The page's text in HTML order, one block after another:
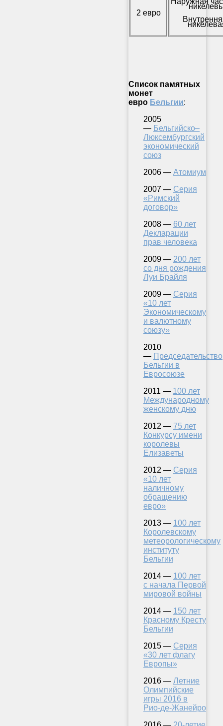
2 евро
Список памятных
монет
евро Бельгии:
2005
— Бельгийско–
Люксембургский
экономический
союз
2006 — Атомиум
2007 — Серия
«Римский
договор»
2008 — 60 лет
Декларации
прав человека
2009 — 200 лет
со дня рождения
Луи Брайля
2009 — Серия
«10 лет
Экономическому
и валютному
союзу»
2010
— Председательство
Бельгии в
Евросоюзе
2011 — 100 лет
Международному
женскому дню
2012 — 75 лет
Конкурсу имени
королевы
Елизаветы
2012 — Серия
«10 лет
наличному
обращению
евро»
2013 — 100 лет
Королевскому
метеорологическому
институту
Бельгии
2014 — 100 лет
с начала Первой
мировой войны
2014 — 150 лет
Красному Кресту
Бельгии
2015 — Серия
«30 лет флагу
Европы»
2016 — Летние
Олимпийские
игры 2016 в
Рио-де-Жанейро